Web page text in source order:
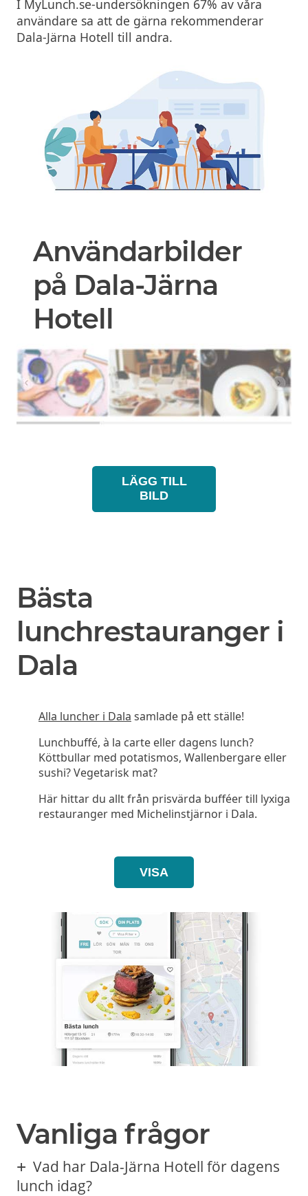
I MyLunch.se-undersökningen 67% av våra
användare sa att de gärna rekommenderar
Dala-Järna Hotell till andra.
Användarbilder
på Dala-Järna
Hotell
LÄGG TILL
BILD
Bästa
lunchrestauranger i
Dala
Alla luncher i Dala samlade på ett ställe!
Lunchbuffé, à la carte eller dagens lunch?
Köttbullar med potatismos, Wallenbergare eller
sushi? Vegetarisk mat?
Här hittar du allt från prisvärda bufféer till lyxiga
restauranger med Michelinstjärnor i Dala.
VISA
Vanliga frågor
Vad har Dala-Järna Hotell för dagens
lunch idag?